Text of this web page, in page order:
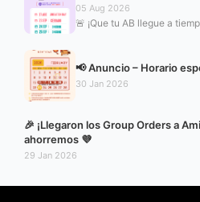
05 Aug 2026
🚨 ¡Que tu AB llegue a
📢 Anuncio – Horario
30 Jan 2026
🎉 ¡Llegaron los Group Orders a
ahorremos 💜
29 Jan 2026